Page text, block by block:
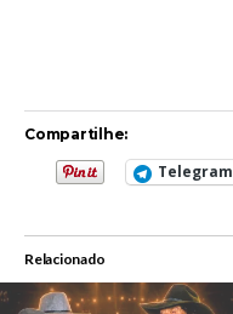
Compartilhe:
Telegram
Relacionado